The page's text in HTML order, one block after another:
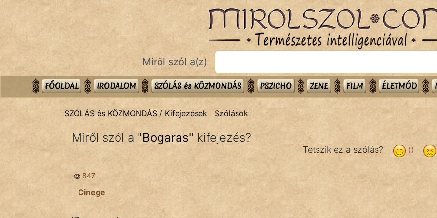
Bibliai
Közmondások
Szóláscsoportok
Miről szól a(z)
FŐOLDAL IRODALOM SZÓLÁS és KÖZMONDÁS PSZICHO ZENE FILM ÉLETMÓD
SZÓLÁS és KÖZMONDÁS / Kifejezések Szólások
Miről szól a "Bogaras" kifejezés?
0
Tetszik ez a szólás?
847
Cinege